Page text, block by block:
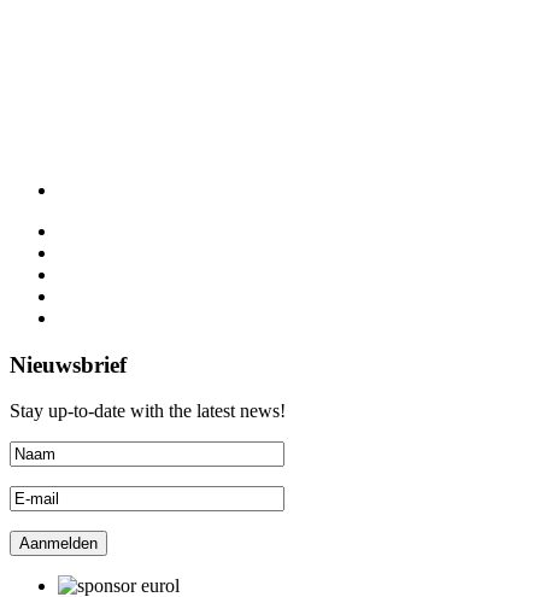
Nieuwsbrief
Stay up-to-date with the latest news!